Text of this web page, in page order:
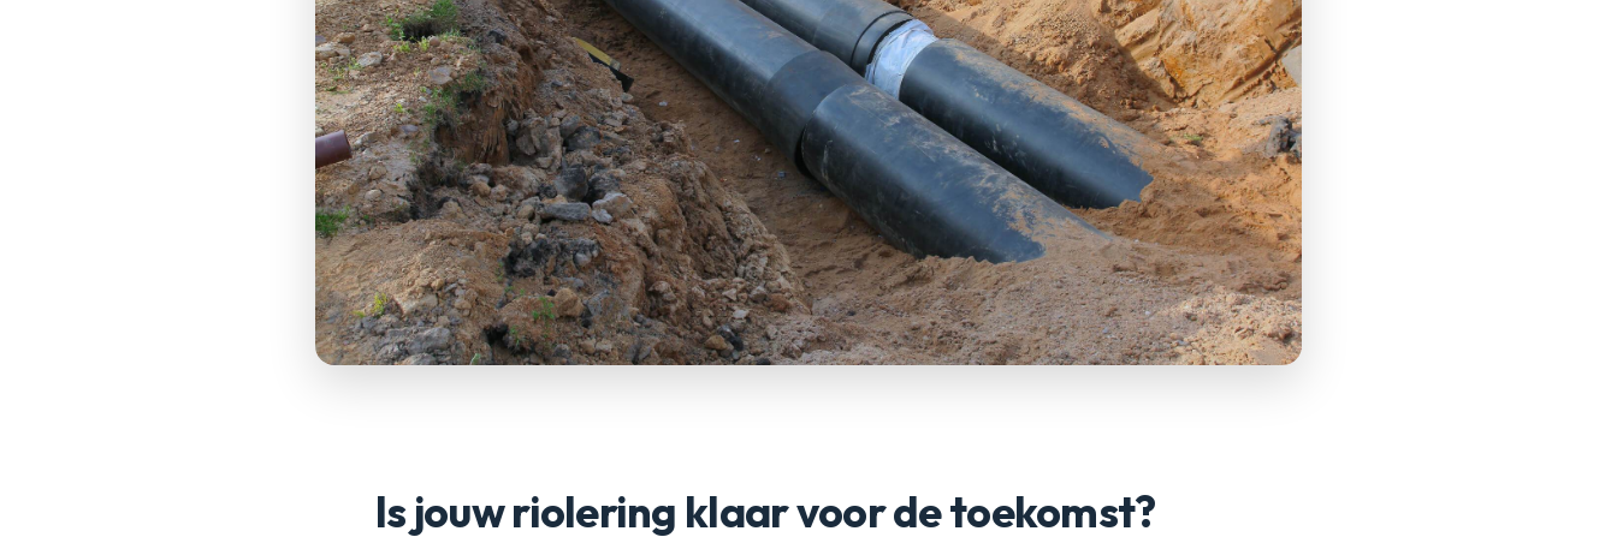
Is jouw riolering klaar voor de toekomst?